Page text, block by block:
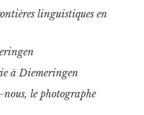
linguistiques en
à Diemeringen
le photographe